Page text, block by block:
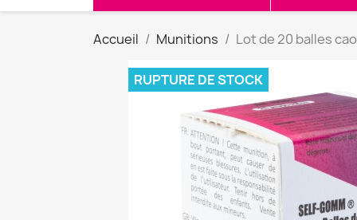
Accueil Munitions Lot de 20 balles
RUPTURE DE STOCK